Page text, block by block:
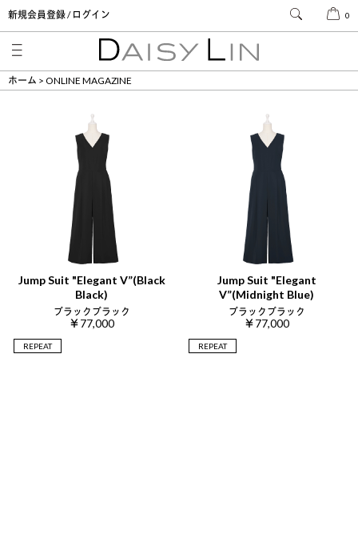
新規会員登録 / ログイン 0
ホーム ONLINE MAGAZINE
Jump Suit "Elegant V”(Black
Black)
ブラックブラック
￥77,000
REPEAT
Jump Suit "Elegant
V”(Midnight Blue)
ブラックブラック
￥77,000
REPEAT